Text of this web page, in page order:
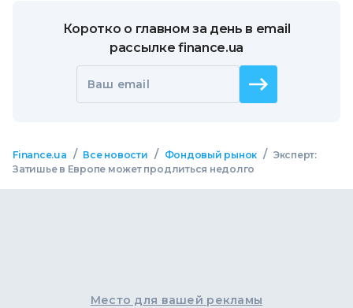
Коротко о главном за день в email
рассылке finance.ua
Ваш email
Finance.ua / Все новости / Фондовый рынок / Эксперт:
Затишье в Европе может продлиться недолго
Место для вашей рекламы